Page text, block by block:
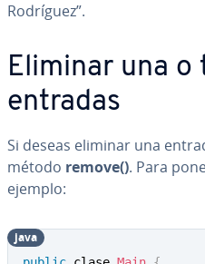
Rodríguez”.
Eliminar una o
entradas
Si deseas eliminar una
método remove(). Para
ejemplo:
java